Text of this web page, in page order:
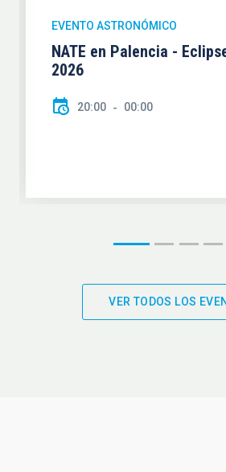
EVENTO ASTRONÓMICO
NATE en Palencia -
2026
20:00 00:00
VER TODOS LOS